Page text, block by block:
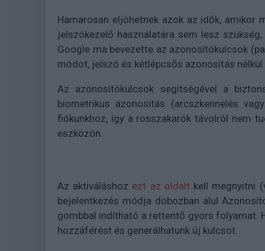
Hamarosan eljöhetnek azok az idők, amikor
jelszókezelő használatára sem lesz
Google ma bevezette az azonosítókulcsok
módot, jelszó és kétlépcsős azonosítás nélkül
Az azonosítókulcsok segítségével a
biometrikus azonosítás (arcszkennelés
fiókunkhoz, így a rosszakarók távolról nem
eszközön.
Az aktiváláshoz ezt az oldalt kell megnyitni
bejelentkezés módja dobozban alul
gombbal indítható a rettentő gyors folyamat.
hozzáférést és generálhatunk új kulcsot.